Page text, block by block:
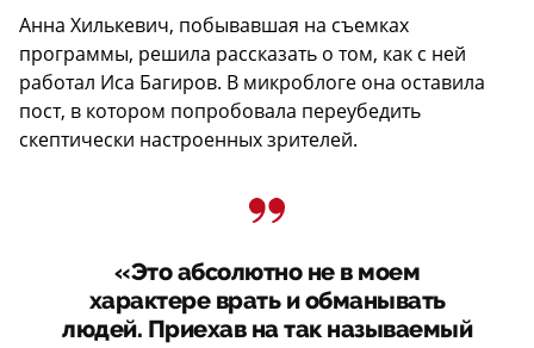
Анна Хилькевич, побывавшая на съемках
программы, решила рассказать о том, как с ней
работал Иса Багиров. В микроблоге она оставила
пост, в котором попробовала переубедить
скептически настроенных зрителей.
«Это абсолютно не в моем
характере врать и обманывать
людей. Приехав на так называемый